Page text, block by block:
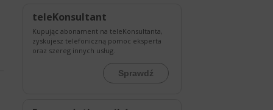
teleKonsultant
Kupując abonament na teleKonsultanta,
zyskujesz telefoniczną pomoc eksperta
oraz szereg innych usług.
Sprawdź